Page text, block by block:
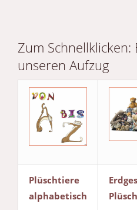
Zum Schnellklicken:
unseren Aufzug
Plüschtiere
alphabetisch